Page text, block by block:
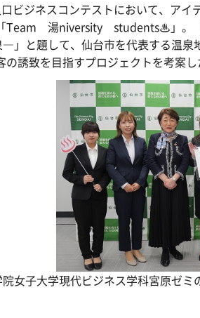
ビジネスコンテストにおいて、ア
「Team 湯niversity students♨」
と題して、仙台市を代表する温泉
誘致を目指すプロジェクトを考案し
女子大学現代ビジネス学科宮原ゼミ